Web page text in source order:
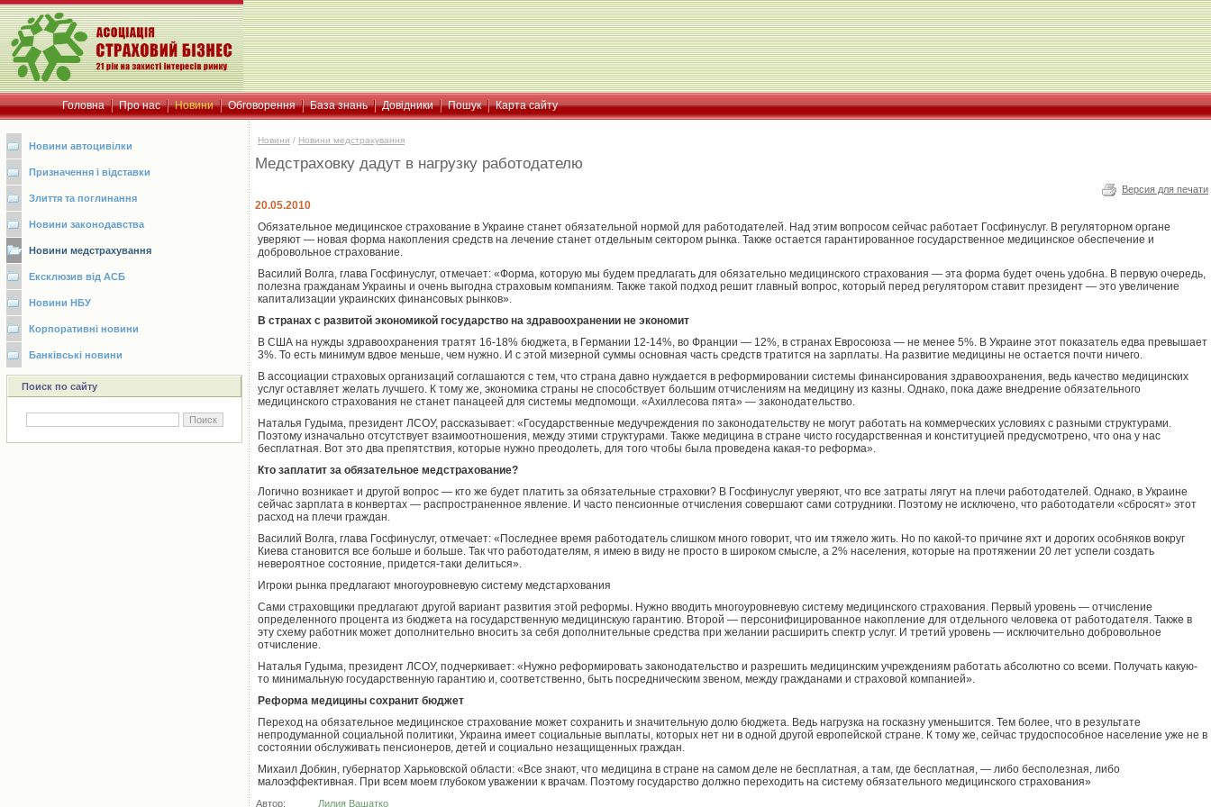
Головна Про нас Новини Обговорення База знань Довідники Пошук Карта сайту
Новини автоцивілки
Призначення і відставки
Злиття та поглинання
Новини законодавства
Новини медстрахування
Ексклюзив від АСБ
Новини НБУ
Корпоративні новини
Банківські новини
Поиск по сайту
Новини / Новини медстрахування
Медстраховку дадут в нагрузку работодателю
Версия для печати
20.05.2010
Обязательное медицинское страхование в Украине станет обязательной нормой для работодателей. Над этим вопросом сейчас работает Госфинуслуг. В регуляторном органе
уверяют — новая форма накопления средств на лечение станет отдельным сектором рынка. Также остается гарантированное государственное медицинское обеспечение и
добровольное страхование.
Василий Волга, глава Госфинуслуг, отмечает: «Форма, которую мы будем предлагать для обязательно медицинского страхования — эта форма будет очень удобна. В первую очередь,
полезна гражданам Украины и очень выгодна страховым компаниям. Также такой подход решит главный вопрос, который перед регулятором ставит президент — это увеличение
капитализации украинских финансовых рынков».
В странах с развитой экономикой государство на здравоохранении не экономит
В США на нужды здравоохранения тратят 16-18% бюджета, в Германии 12-14%, во Франции — 12%, в странах Евросоюза — не менее 5%. В Украине этот показатель едва превышает
3%. То есть минимум вдвое меньше, чем нужно. И с этой мизерной суммы основная часть средств тратится на зарплаты. На развитие медицины не остается почти ничего.
В ассоциации страховых организаций соглашаются с тем, что страна давно нуждается в реформировании системы финансирования здравоохранения, ведь качество медицинских
услуг оставляет желать лучшего. К тому же, экономика страны не способствует большим отчислениям на медицину из казны. Однако, пока даже внедрение обязательного
медицинского страхования не станет панацеей для системы медпомощи. «Ахиллесова пята» — законодательство.
Наталья Гудыма, президент ЛСОУ, рассказывает: «Государственные медучреждения по законодательству не могут работать на коммерческих условиях с разными структурами.
Поэтому изначально отсутствует взаимоотношения, между этими структурами. Также медицина в стране чисто государственная и конституцией предусмотрено, что она у нас
бесплатная. Вот это два препятствия, которые нужно преодолеть, для того чтобы была проведена какая-то реформа».
Кто заплатит за обязательное медстрахование?
Логично возникает и другой вопрос — кто же будет платить за обязательные страховки? В Госфинуслуг уверяют, что все затраты лягут на плечи работодателей. Однако, в Украине
сейчас зарплата в конвертах — распространенное явление. И часто пенсионные отчисления совершают сами сотрудники. Поэтому не исключено, что работодатели «сбросят» этот
расход на плечи граждан.
Василий Волга, глава Госфинуслуг, отмечает: «Последнее время работодатель слишком много говорит, что им тяжело жить. Но по какой-то причине яхт и дорогих особняков вокруг
Киева становится все больше и больше. Так что работодателям, я имею в виду не просто в широком смысле, а 2% населения, которые на протяжении 20 лет успели создать
невероятное состояние, придется-таки делиться».
Игроки рынка предлагают многоуровневую систему медстархования
Сами страховщики предлагают другой вариант развития этой реформы. Нужно вводить многоуровневую систему медицинского страхования. Первый уровень — отчисление
определенного процента из бюджета на государственную медицинскую гарантию. Второй — персонифицированное накопление для отдельного человека от работодателя. Также в
эту схему работник может дополнительно вносить за себя дополнительные средства при желании расширить спектр услуг. И третий уровень — исключительно добровольное
отчисление.
Наталья Гудыма, президент ЛСОУ, подчеркивает: «Нужно реформировать законодательство и разрешить медицинским учреждениям работать абсолютно со всеми. Получать какую-
то минимальную государственную гарантию и, соответственно, быть посредническим звеном, между гражданами и страховой компанией».
Реформа медицины сохранит бюджет
Переход на обязательное медицинское страхование может сохранить и значительную долю бюджета. Ведь нагрузка на госказну уменьшится. Тем более, что в результате
непродуманной социальной политики, Украина имеет социальные выплаты, которых нет ни в одной другой европейской стране. К тому же, сейчас трудоспособное население уже не в
состоянии обслуживать пенсионеров, детей и социально незащищенных граждан.
Михаил Добкин, губернатор Харьковской области: «Все знают, что медицина в стране на самом деле не бесплатная, а там, где бесплатная, — либо бесполезная, либо
малоэффективная. При всем моем глубоком уважении к врачам. Поэтому государство должно переходить на систему обязательного медицинского страхования»
Автор: Лилия Вашатко